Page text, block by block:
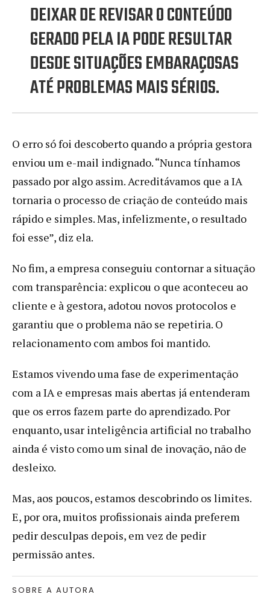
DEIXAR DE REVISAR O CONTEÚDO
GERADO PELA IA PODE RESULTAR
DESDE SITUAÇÕES EMBARAÇOSAS
ATÉ PROBLEMAS MAIS SÉRIOS.
O erro só foi descoberto quando a própria gestora
enviou um e-mail indignado. “Nunca tínhamos
passado por algo assim. Acreditávamos que a IA
tornaria o processo de criação de conteúdo mais
rápido e simples. Mas, infelizmente, o resultado
foi esse”, diz ela.
No fim, a empresa conseguiu contornar a situação
com transparência: explicou o que aconteceu ao
cliente e à gestora, adotou novos protocolos e
garantiu que o problema não se repetiria. O
relacionamento com ambos foi mantido.
Estamos vivendo uma fase de experimentação
com a IA e empresas mais abertas já entenderam
que os erros fazem parte do aprendizado. Por
enquanto, usar inteligência artificial no trabalho
ainda é visto como um sinal de inovação, não de
desleixo.
Mas, aos poucos, estamos descobrindo os limites.
E, por ora, muitos profissionais ainda preferem
pedir desculpas depois, em vez de pedir
permissão antes.
SOBRE A AUTORA